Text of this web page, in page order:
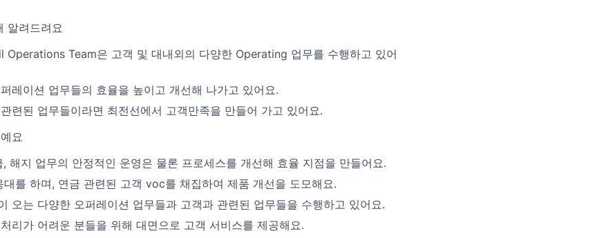
알려드려요
Operations Team은 고객 및 대내외의 다양한 Operating 업무를 수행하고 있어
레이션 업무들의 효율을 높이고 개선해 나가고 있어요.
련된 업무들이라면 최전선에서 고객만족을 만들어 가고 있어요.
요
해지 업무의 안정적인 운영은 물론 프로세스를 개선해 효율 지점을 만들어요.
대를 하며, 연금 관련된 고객 voc를 채집하여 제품 개선을 도모해요.
오는 다양한 오퍼레이션 업무들과 고객과 관련된 업무들을 수행하고 있어요.
리가 어려운 분들을 위해 대면으로 고객 서비스를 제공해요.